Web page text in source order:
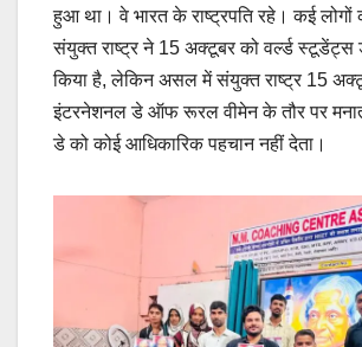
हुआ था। वे भारत के राष्ट्रपति रहे। कई लोगों
संयुक्त राष्ट्र ने 15 अक्टूबर को वर्ल्ड स्टूडेंट्स
किया है, लेकिन असल में संयुक्त राष्ट्र 15
इंटरनेशनल डे ऑफ रूरल वीमेन के तौर पर
डे को कोई आधिकारिक पहचान नहीं देता।